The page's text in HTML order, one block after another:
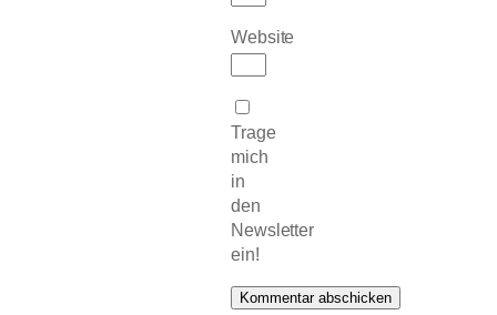
Website
Trage
mich
in
den
Newsletter
ein!